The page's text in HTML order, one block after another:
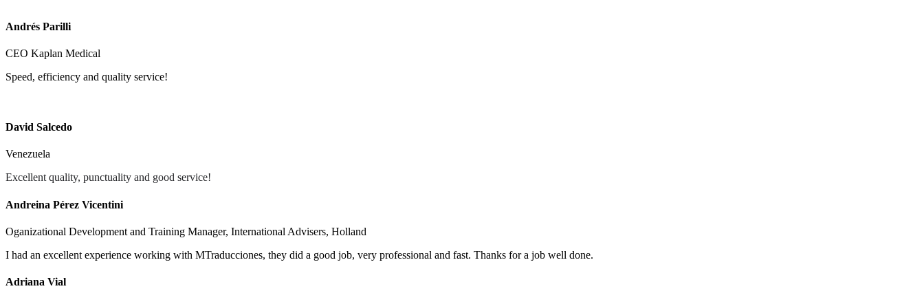
Andrés Parilli
CEO Kaplan Medical
Speed, efficiency and quality service!
David Salcedo
Venezuela
Excellent quality, punctuality and good service!
Andreina Pérez Vicentini
Oganizational Development and Training Manager, International Advisers, Holland
I had an excellent experience working with MTraducciones, they did a good job, very professional and fast. Thanks for a job well done.
Adriana Vial